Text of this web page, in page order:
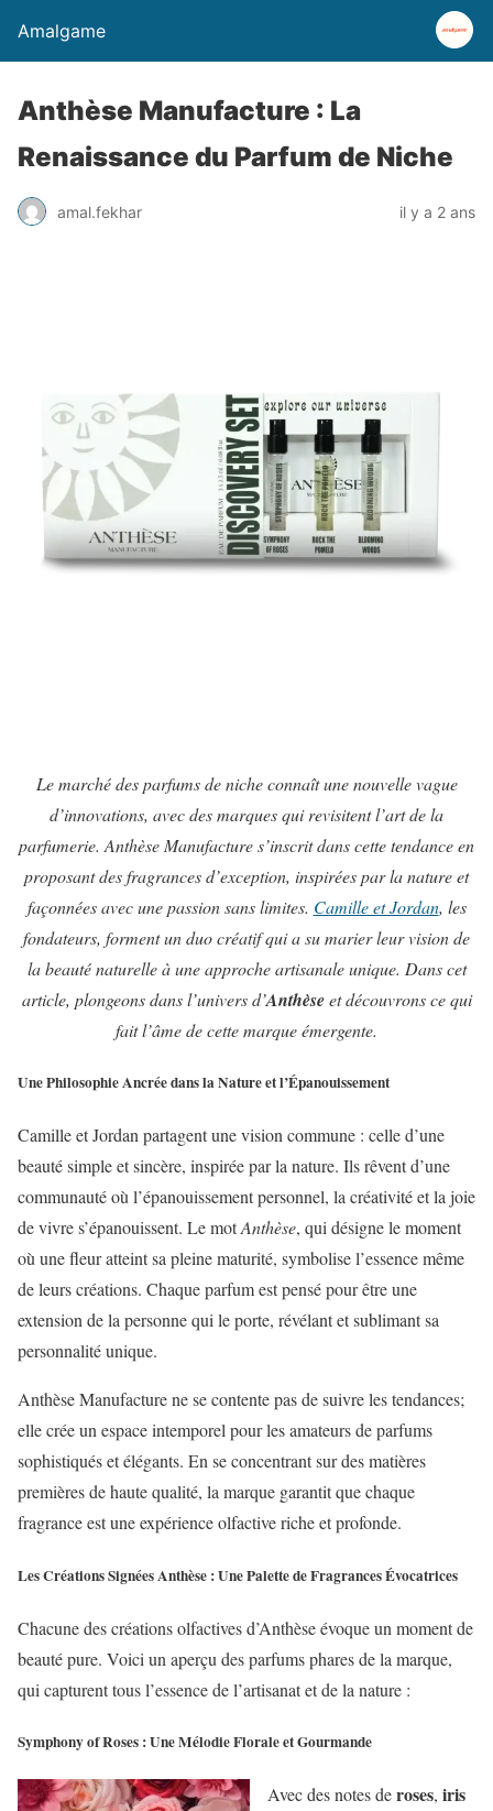
Amalgame
Anthèse Manufacture : La
Renaissance du Parfum de Niche
amal.fekhar il y a 2 ans
Le marché des parfums de niche connaît une nouvelle vague
d’innovations, avec des marques qui revisitent l’art de la
parfumerie. Anthèse Manufacture s’inscrit dans cette tendance en
proposant des fragrances d’exception, inspirées par la nature et
façonnées avec une passion sans limites. Camille et Jordan, les
fondateurs, forment un duo créatif qui a su marier leur vision de
la beauté naturelle à une approche artisanale unique. Dans cet
article, plongeons dans l’univers d’Anthèseet découvrons ce qui
fait l’âme de cette marque émergente.
Une Philosophie Ancrée dans la Nature et l’Épanouissement
Camille et Jordan partagent une vision commune : celle d’une
beauté simple et sincère, inspirée par la nature. Ils rêvent d’une
communauté où l’épanouissement personnel, la créativité et la joie
de vivre s’épanouissent. Le motAnthèse, qui désigne le moment
où une fleur atteint sa pleine maturité, symbolise l’essence même
de leurs créations. Chaque parfum est pensé pour être une
extension de la personne qui le porte, révélant et sublimant sa
personnalité unique.
Anthèse Manufacture ne se contente pas de suivre les tendances;
elle crée un espace intemporel pour les amateurs de parfums
sophistiqués et élégants. En se concentrant sur des matières
premières de haute qualité, la marque garantit que chaque
fragrance est une expérience olfactive riche et profonde.
Les Créations Signées Anthèse : Une Palette de Fragrances Évocatrices
Chacune des créations olfactives d’Anthèse évoque un moment de
beauté pure. Voici un aperçu des parfums phares de la marque,
qui capturent tous l’essence de l’artisanat et de la nature :
Symphony of Roses : Une Mélodie Florale et Gourmande
Avec des notes deroses, iris